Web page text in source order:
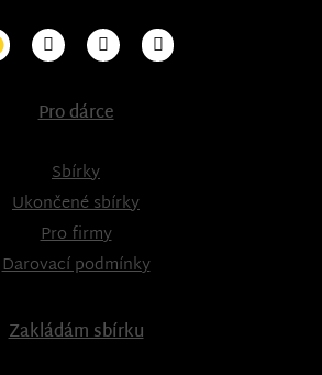
Pro dárce
Sbírky
Ukončené sbírky
Pro firmy
Darovací podmínky
Zakládám sbírku